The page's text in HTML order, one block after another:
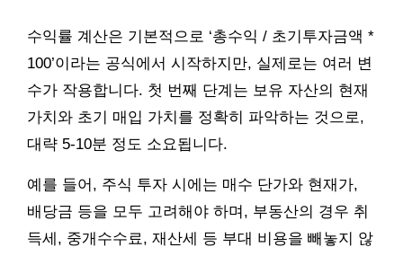
수익률 계산은 기본적으로 ‘총수익 / 초기투자금액 *
100’이라는 공식에서 시작하지만, 실제로는 여러 변
수가 작용합니다. 첫 번째 단계는 보유 자산의 현재
가치와 초기 매입 가치를 정확히 파악하는 것으로,
대략 5-10분 정도 소요됩니다.
예를 들어, 주식 투자 시에는 매수 단가와 현재가,
배당금 등을 모두 고려해야 하며, 부동산의 경우 취
득세, 중개수수료, 재산세 등 부대 비용을 빼놓지 않